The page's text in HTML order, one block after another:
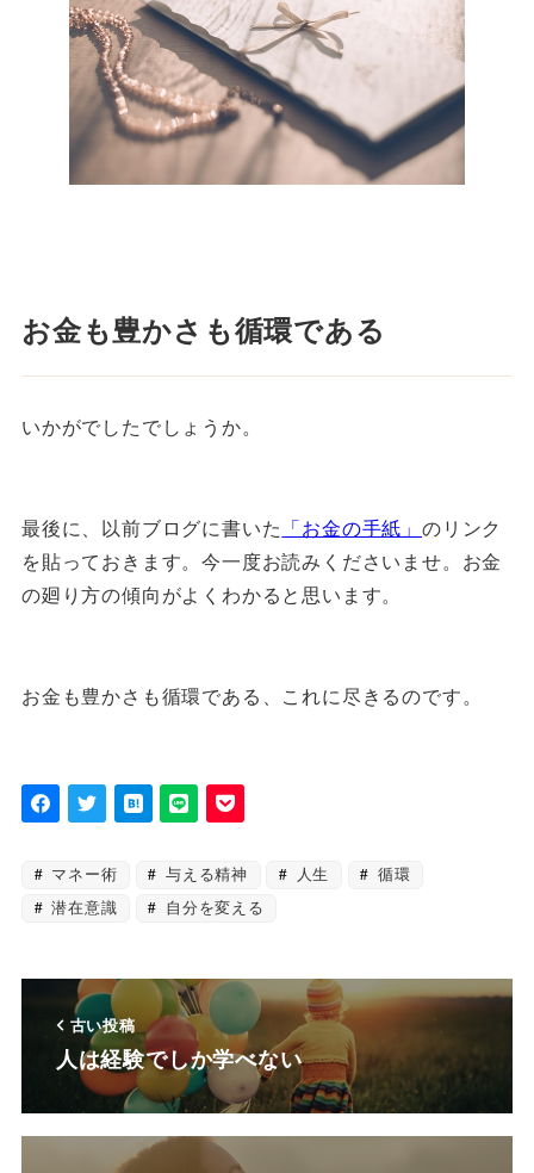
お金も豊かさも循環である
いかがでしたでしょうか。
最後に、以前ブログに書いた 「お金の手紙」のリンク
を貼っておきます。今一度お読みくださいませ。お金
の廻り方の傾向がよくわかると思います。
お金も豊かさも循環である、これに尽きるのです。
マネー術 与える精神 人生
循環
潜在意識
自分を変える
古い投稿
人は経験でしか学べない